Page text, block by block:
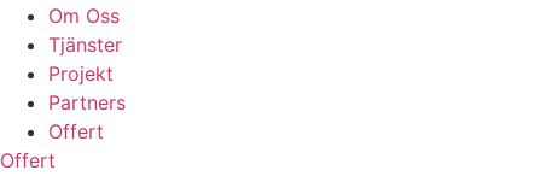
Om Oss
Tjänster
Projekt
Partners
Offert
Offert